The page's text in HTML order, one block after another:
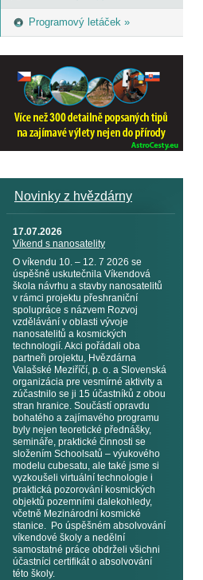
Programový letáček »
Novinky z hvězdárny
17.07.2026
Víkend s nanosatelity
O víkendu 10. – 12. 7 2026 se
úspěšně uskutečnila Víkendová
škola návrhu a stavby nanosatelitů
v rámci projektu přeshraniční
spolupráce s názvem Rozvoj
vzdělávání v oblasti vývoje
nanosatelitů a kosmických
technologií. Akci pořádali oba
partneři projektu, Hvězdárna
Valašské Meziříčí, p. o. a Slovenská
organizácia pre vesmírné aktivity a
zúčastnilo se ji 15 účastníků z obou
stran hranice. Součástí opravdu
bohatého a zajímavého programu
byly nejen teoretické přednášky,
semináře, praktické činnosti se
složením Schoolsatů – výukového
modelu cubesatu, ale také jsme si
vyzkoušeli virtuální technologie i
praktická pozorování kosmických
objektů pozemními dalekohledy,
včetně Mezinárodní kosmické
stanice. Po úspěšném absolvování
víkendové školy a nedělní
samostatné práce obdrželi všichni
účastníci certifikát o absolvování
této školy.